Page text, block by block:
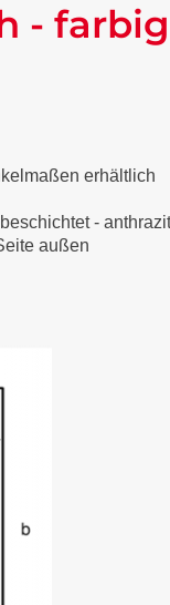
- farbig
erhältlich
-
außen